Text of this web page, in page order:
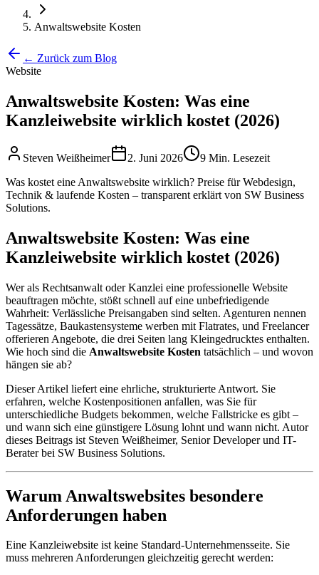
Anwaltswebsite Kosten
← Zurück zum Blog
Website
Anwaltswebsite Kosten: Was eine
Kanzleiwebsite wirklich kostet (2026)
Steven Weißheimer 2. Juni 2026
9 Min. Lesezeit
Was kostet eine Anwaltswebsite wirklich? Preise für Webdesign,
Technik & laufende Kosten – transparent erklärt von SW Business
Solutions.
Anwaltswebsite Kosten: Was eine
Kanzleiwebsite wirklich kostet (2026)
Wer als Rechtsanwalt oder Kanzlei eine professionelle Website
beauftragen möchte, stößt schnell auf eine unbefriedigende
Wahrheit: Verlässliche Preisangaben sind selten. Agenturen nennen
Tagessätze, Baukastensysteme werben mit Flatrates, und Freelancer
offerieren Angebote, die drei Seiten lang Kleingedrucktes enthalten.
Wie hoch sind die Anwaltswebsite Kosten tatsächlich – und wovon
hängen sie ab?
Dieser Artikel liefert eine ehrliche, strukturierte Antwort. Sie
erfahren, welche Kostenpositionen anfallen, was Sie für
unterschiedliche Budgets bekommen, welche Fallstricke es gibt –
und wann sich eine günstigere Lösung lohnt und wann nicht. Autor
dieses Beitrags ist Steven Weißheimer, Senior Developer und IT-
Berater bei SW Business Solutions.
Warum Anwaltswebsites besondere
Anforderungen haben
Eine Kanzleiwebsite ist keine Standard-Unternehmensseite. Sie
muss mehreren Anforderungen gleichzeitig gerecht werden: